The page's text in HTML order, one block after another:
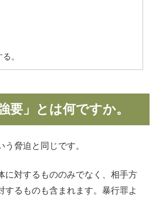
。
要」とは何ですか。
う脅迫と同じです。
に対するもののみでなく、相手方
するものも含まれます。暴行罪よ